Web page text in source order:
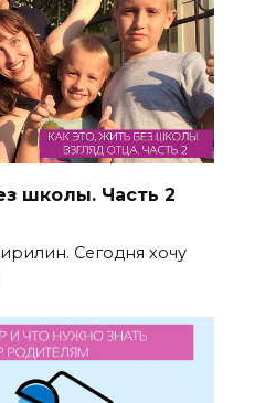
школы. Часть 2
Сегодня хочу